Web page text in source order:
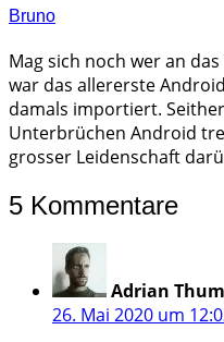
Bruno
Mag sich noch wer an
war das allererste
damals importiert.
Unterbrüchen Android
grosser Leidenschaft
5 Kommentare
Adrian Thum
26. Mai 2020 um